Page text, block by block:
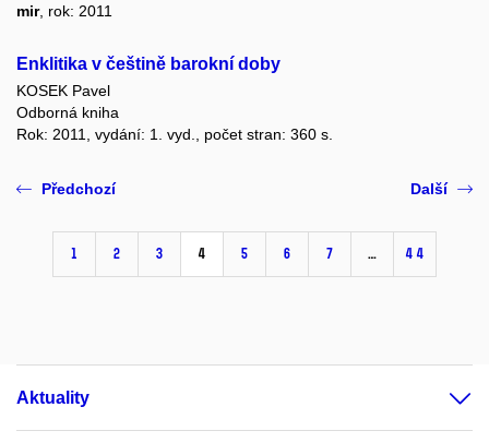
mir, rok: 2011
Enklitika v češtině barokní doby
KOSEK Pavel
Odborná kniha
Rok: 2011, vydání: 1. vyd., počet stran: 360 s.
Předchozí
1 2 3 4 5 6 7 … 44
Další
Aktuality